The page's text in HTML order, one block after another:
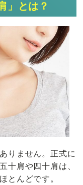
」とは？
りません。正式に
十肩や四十肩は、
とんどです。